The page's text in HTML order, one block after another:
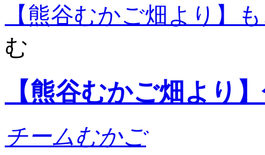
【熊谷むかご畑より】
む
【熊谷むかご畑より
チームむかご